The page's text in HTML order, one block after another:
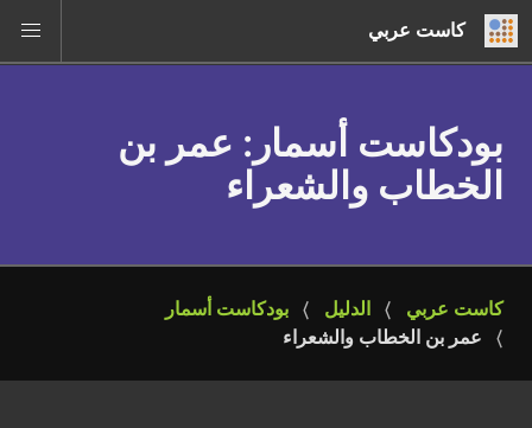
كاست عربي
بودكاست أسمار : عمر بن
الخطاب والشعراء
كاست عربي الدليل
بودكاست أسمار
عمر بن الخطاب والشعراء